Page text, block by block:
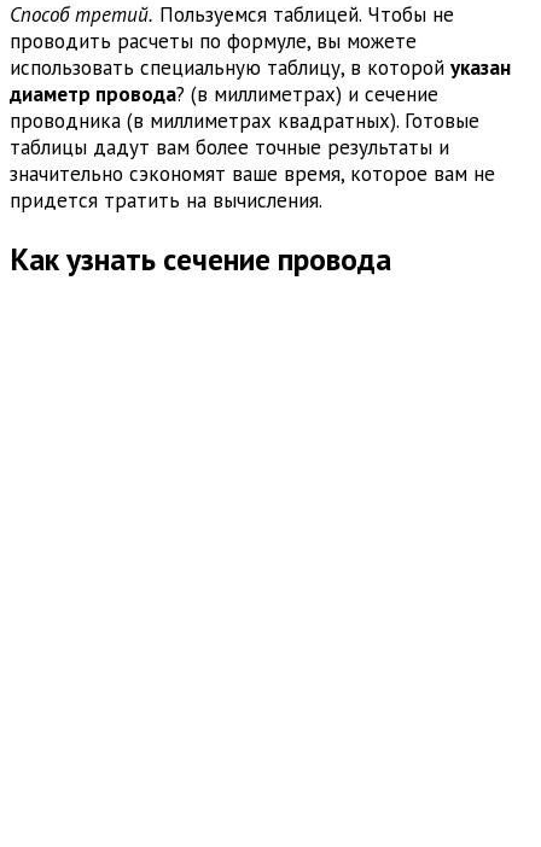
Способ третий. Пользуемся таблицей. Чтобы не
проводить расчеты по формуле, вы можете
использовать специальную таблицу, в которой указан
диаметр провода? (в миллиметрах) и сечение
проводника (в миллиметрах квадратных). Готовые
таблицы дадут вам более точные результаты и
значительно сэкономят ваше время, которое вам не
придется тратить на вычисления.
Как узнать сечение провода